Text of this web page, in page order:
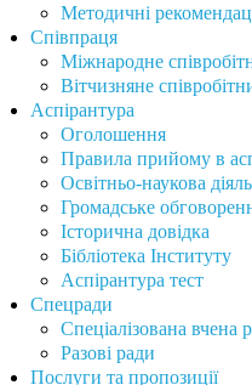
Методичні
Співпраця
Міжнародне
Вітчизняне
Аспірантура
Оголошення
Правила прийому в
Освітньо-наукова
Громадське
Історична довідка
Бібліотека Інституту
Аспірантура тест
Спецради
Спеціалізована вчена
Разові ради
Послуги та пропозиції